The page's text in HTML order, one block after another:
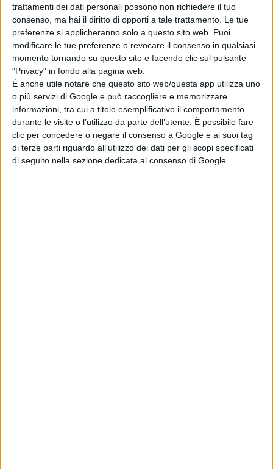
trattamenti dei dati personali possono non richiedere il tuo
consenso, ma hai il diritto di opporti a tale trattamento. Le tue
preferenze si applicheranno solo a questo sito web. Puoi
modificare le tue preferenze o revocare il consenso in qualsiasi
momento tornando su questo sito e facendo clic sul pulsante
"Privacy" in fondo alla pagina web.
È anche utile notare che questo sito web/questa app utilizza uno
o più servizi di Google e può raccogliere e memorizzare
informazioni, tra cui a titolo esemplificativo il comportamento
durante le visite o l’utilizzo da parte dell’utente. È possibile fare
clic per concedere o negare il consenso a Google e ai suoi tag
di terze parti riguardo all’utilizzo dei dati per gli scopi specificati
di seguito nella sezione dedicata al consenso di Google.
tutto il mondo, approdando infine, anche grazie al
tenace lavoro di Caiola, all’Oscar alla carriera.
In quegli anni Caiola produsse con Morricone 14 tra DVD
e CD, dal primo lavoro discograficoIo, Ennio Morricone,
un cofanetto di 4 CD contenente una vasta selezione
delle musiche composte dal Maestro – per il cinema ma
non solo – fino all'ambiziosoWe All Love Ennio
Morricone, con la partecipazione, oltre che dello stesso